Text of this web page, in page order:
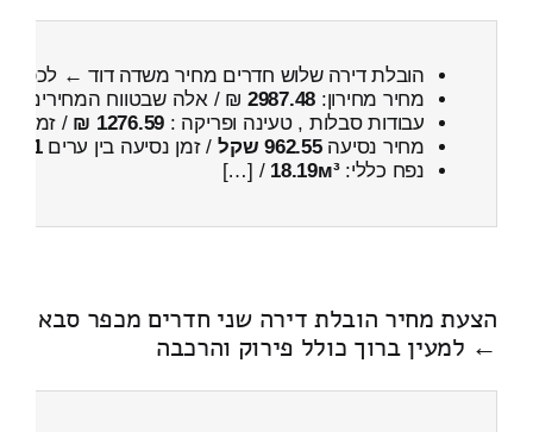
הובלת דירה שלוש חדרים מחיר משדה דוד ← לכפר
מחיר מחירון: 2987.48 ₪ / אלה שבטווח המחירים
עבודות סבלות , טעינה ופריקה : 1276.59 ₪ / זמן :
מחיר נסיעה962.55 שקל / זמן נסיעה בין ערים1 שעות , 27 דקות
נפח כללי:18.19м³
/ […]
הצעת מחיר הובלת דירה שני חדרים מכפר סבא
← למעין ברוך כולל פירוק והרכבה